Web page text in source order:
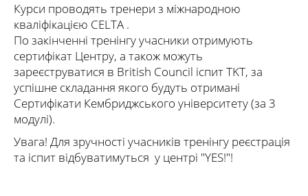
Курси проводять тренери з міжнародною
кваліфікацією CELTA .
По закінченні тренінгу учасники отримують
сертифікат Центру, а також можуть
зареєструватися в British Council іспит TKT, за
успішне складання якого будуть отримані
Сертифікати Кембриджського університету (за 3
модулі).
Увага! Для зручності учасників тренінгу реєстрація
та іспит відбуватимуться у центрі "YES!"!